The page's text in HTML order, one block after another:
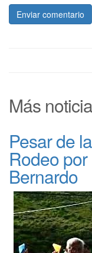
Enviar comentario
Más
Pesar de
Rodeo
Bernardo